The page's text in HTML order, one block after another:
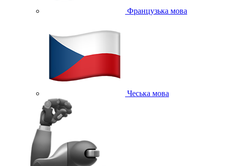
Французька мова
Чеська мова